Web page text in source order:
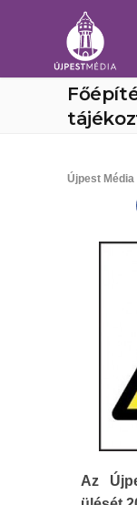
Újpest Média
Az